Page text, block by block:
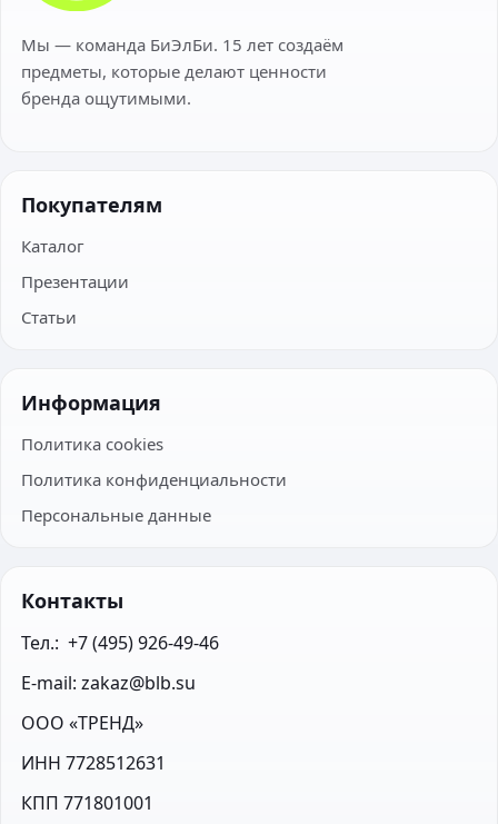
Мы — команда БиЭлБи. 15 лет создаём
предметы, которые делают ценности
бренда ощутимыми.
Покупателям
Каталог
Презентации
Статьи
Информация
Политика cookies
Политика конфиденциальности
Персональные данные
Контакты
Тел.:  +7 (495) 926-49-46
E-mail: zakaz@blb.su
ООО «ТРЕНД»
ИНН 7728512631
КПП 771801001